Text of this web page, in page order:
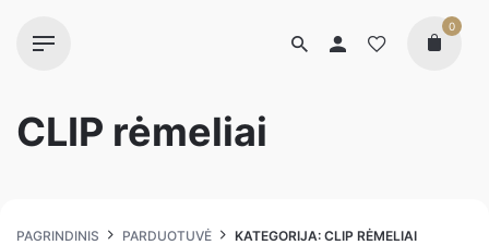
0
CLIP rėmeliai
PAGRINDINIS PARDUOTUVĖ KATEGORIJA: CLIP RĖMELIAI